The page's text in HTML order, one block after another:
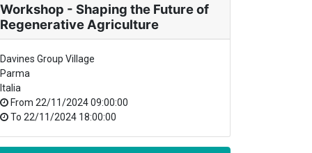
Workshop - Shaping the Future of
Regenerative Agriculture
Davines Group Village
Parma
Italia
From 22/11/2024 09:00:00
To 22/11/2024 18:00:00